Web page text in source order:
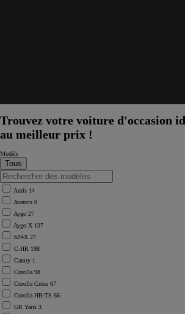
Trouvez votre voiture d'occasion
au meilleur prix !
Modèle
Auris 14
Avensis 0
Aygo 27
Aygo X 137
bZ4X 27
C-HR 198
Camry 1
Corolla 98
Corolla Cross 67
Corolla HB/TS 66
GR Yaris 3